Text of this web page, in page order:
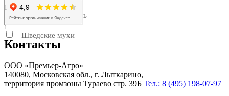
1
Черная сухая гниль
1
Шведские мухи
1
Контакты
ООО «Премьер-Агро»
140080, Московская обл., г. Лыткарино,
территория промзоны Тураево стр. 39Б Тел.: 8 (495) 198-07-97